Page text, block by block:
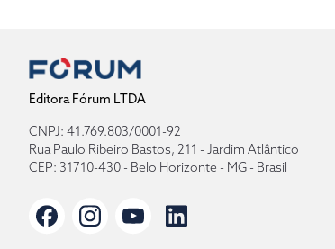
Editora Fórum LTDA
CNPJ: 41.769.803/0001-92
Rua Paulo Ribeiro Bastos, 211 - Jardim Atlântico
CEP: 31710-430 - Belo Horizonte - MG - Brasil